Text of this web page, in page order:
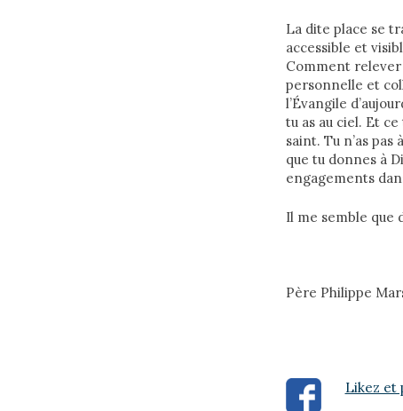
La dite place se
accessible et
Comment relever
personnelle et
l’Évangile
tu as au ciel. Et
saint. Tu n’as
que tu donnes à
engagements
Il me semble que
Père Philippe
Likez et